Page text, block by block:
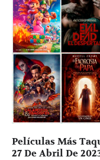
Películas Más
27 De Abril De